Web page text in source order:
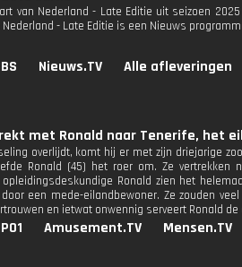
van Nederland - Late Editie uit seizoen
Nederland - Late Editie is een Nieuws
Nieuws.TV Alle afleveringen
met Ronald naar Tenerife, het
overlijdt, komt hij er met zijn driejarige
Ronald (45) het roer om. Ze vertrekken
Ronald zien het
een mede-eilandbewoner. Ze zouden
en ietwat onwennig serveert Ronald
Amusement.TV Mensen.TV